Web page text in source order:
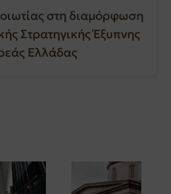
στη διαμόρφωση
Στρατηγικής Έξυπνης
Ελλάδας